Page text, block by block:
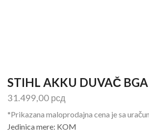
STIHL AKKU DUVAČ
31.499,00 рсд
*Prikazana maloprodajna cena je sa
Jedinica mere: KOM